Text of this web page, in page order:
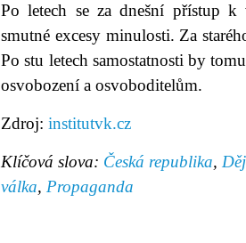
Po letech se za dnešní přístup k
smutné excesy minulosti. Za
Po stu letech samostatnosti by
osvobození a osvoboditelům.
Zdroj: institutvk.cz
Klíčová slova: Česká republika,
válka, Propaganda